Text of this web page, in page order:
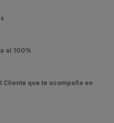
al 100%
Cliente que te acompaña en